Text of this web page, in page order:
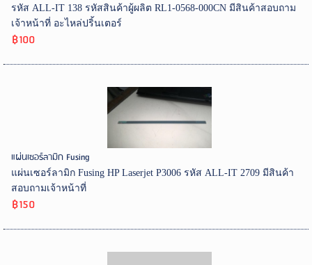
รหัส ALL-IT 138 รหัสสินค้าผู้ผลิต RL1-0568-000CN มีสินค้าสอบถาม
เจ้าหน้าที่ อะไหล่ปริ้นเตอร์
฿100
แผ่นเซอร์ลามิก Fusing
แผ่นเซอร์ลามิก Fusing HP Laserjet P3006 รหัส ALL-IT 2709 มีสินค้า
สอบถามเจ้าหน้าที่
฿150